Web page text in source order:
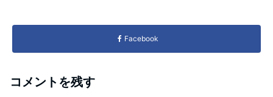
Facebook
コメントを残す